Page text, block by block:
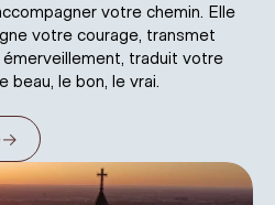
votre chemin. Elle
votre courage, transmet
traduit votre
beau, le bon, le vrai.
→